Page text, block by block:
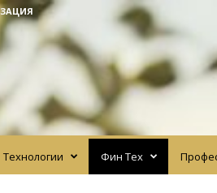
Технологии Фин Тех